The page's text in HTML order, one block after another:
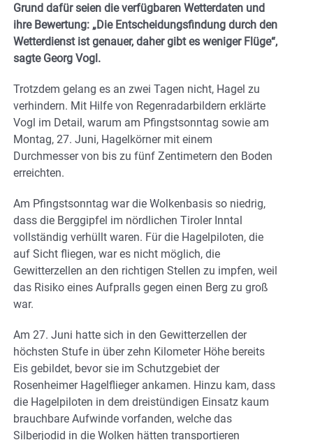
Grund dafür seien die verfügbaren Wetterdaten und
ihre Bewertung: „Die Entscheidungsfindung durch den
Wetterdienst ist genauer, daher gibt es weniger Flüge“,
sagte Georg Vogl.
Trotzdem gelang es an zwei Tagen nicht, Hagel zu
verhindern. Mit Hilfe von Regenradarbildern erklärte
Vogl im Detail, warum am Pfingstsonntag sowie am
Montag, 27. Juni, Hagelkörner mit einem
Durchmesser von bis zu fünf Zentimetern den Boden
erreichten.
Am Pfingstsonntag war die Wolkenbasis so niedrig,
dass die Berggipfel im nördlichen Tiroler Inntal
vollständig verhüllt waren. Für die Hagelpiloten, die
auf Sicht fliegen, war es nicht möglich, die
Gewitterzellen an den richtigen Stellen zu impfen, weil
das Risiko eines Aufpralls gegen einen Berg zu groß
war.
Am 27. Juni hatte sich in den Gewitterzellen der
höchsten Stufe in über zehn Kilometer Höhe bereits
Eis gebildet, bevor sie im Schutzgebiet der
Rosenheimer Hagelflieger ankamen. Hinzu kam, dass
die Hagelpiloten in dem dreistündigen Einsatz kaum
brauchbare Aufwinde vorfanden, welche das
Silberjodid in die Wolken hätten transportieren